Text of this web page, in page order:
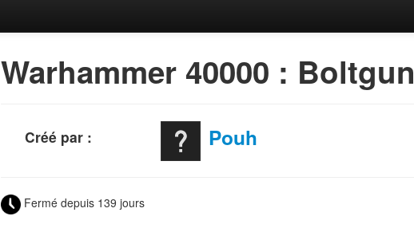
Warhammer 40000 : Boltgun
Créé par : Pouh
Fermé depuis 139 jours